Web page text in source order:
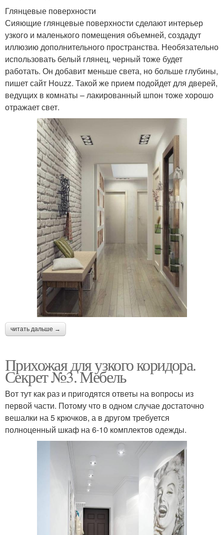
Глянцевые поверхности
Сияющие глянцевые поверхности сделают интерьер
узкого и маленького помещения объемней, создадут
иллюзию дополнительного пространства. Необязательно
использовать белый глянец, черный тоже будет
работать. Он добавит меньше света, но больше глубины,
пишет сайт Houzz. Такой же прием подойдет для дверей,
ведущих в комнаты – лакированный шпон тоже хорошо
отражает свет.
читать дальше →
Прихожая для узкого коридора.
Секрет №3. Мебель
Вот тут как раз и пригодятся ответы на вопросы из
первой части. Потому что в одном случае достаточно
вешалки на 5 крючков, а в другом требуется
полноценный шкаф на 6-10 комплектов одежды.